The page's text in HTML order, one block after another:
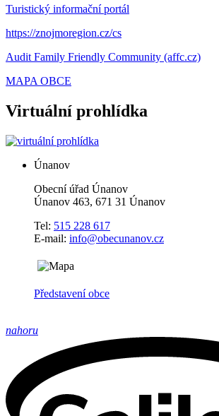
Turistický informační portál
https://znojmoregion.cz/cs
Audit Family Friendly Community (affc.cz)
MAPA OBCE
Virtuální prohlídka
Únanov
Obecní úřad Únanov
Únanov 463, 671 31 Únanov
Tel: 515 228 617
E-mail: info@obecunanov.cz
Představení obce
nahoru